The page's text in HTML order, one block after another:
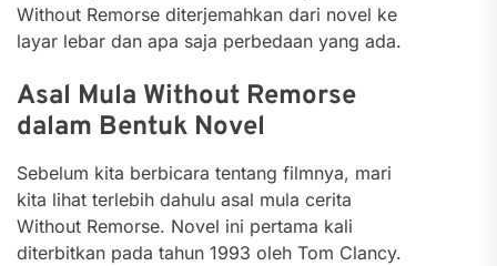
Without Remorse diterjemahkan dari novel ke
layar lebar dan apa saja perbedaan yang ada.
Asal Mula Without Remorse
dalam Bentuk Novel
Sebelum kita berbicara tentang filmnya, mari
kita lihat terlebih dahulu asal mula cerita
Without Remorse. Novel ini pertama kali
diterbitkan pada tahun 1993 oleh Tom Clancy.